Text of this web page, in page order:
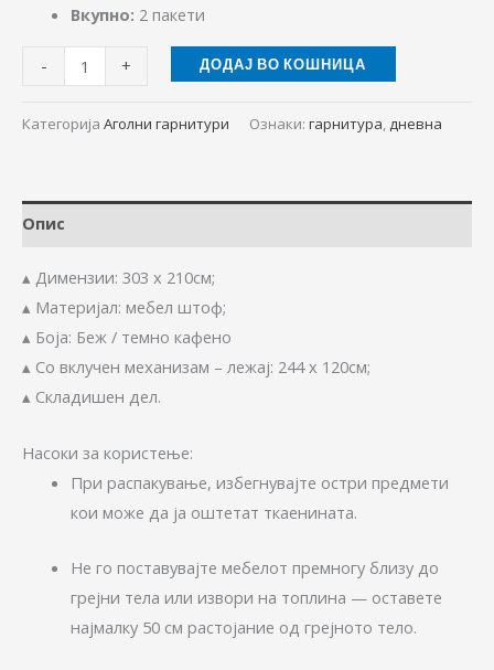
Вкупно: 2 пакети
- + ДОДАЈ ВО КОШНИЦА
Категорија Аголни гарнитури Ознаки: гарнитура, дневна
Опис
▴ Димензии: 303 х 210см;
▴ Материјал: мебел штоф;
▴ Боја: Беж / темно кафено
▴ Со вклучен механизам – лежај: 244 x 120см;
▴ Складишен дел.
Насоки за користење:
При распакување, избегнувајте остри предмети
кои може да ја оштетат ткаенината.
Не го поставувајте мебелот премногу близу до
грејни тела или извори на топлина — оставете
најмалку 50 см растојание од грејното тело.